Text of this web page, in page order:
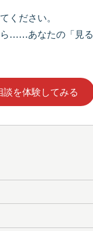
ください。
ら……あなたの「見る
を体験してみる